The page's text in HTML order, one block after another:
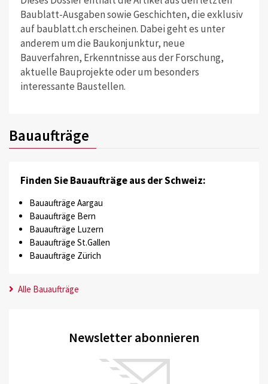
Baublatt-Ausgaben sowie Geschichten, die exklusiv
auf baublatt.ch erscheinen. Dabei geht es unter
anderem um die Baukonjunktur, neue
Bauverfahren, Erkenntnisse aus der Forschung,
aktuelle Bauprojekte oder um besonders
interessante Baustellen.
Bauaufträge
Finden Sie Bauaufträge aus der Schweiz:
Bauaufträge Aargau
Bauaufträge Bern
Bauaufträge Luzern
Bauaufträge St.Gallen
Bauaufträge Zürich
Alle Bauaufträge
Newsletter abonnieren